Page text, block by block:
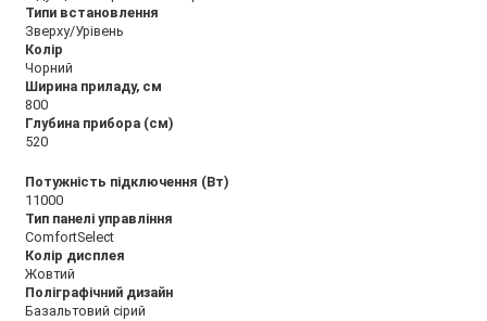
Типи встановлення
Зверху/Урівень
Колір
Чорний
Ширина приладу, см
800
Глубина прибора (см)
520
Потужність підключення (Вт)
11000
Тип панелі управління
ComfortSelect
Колір дисплея
Жовтий
Поліграфічний дизайн
Базальтовий сірий